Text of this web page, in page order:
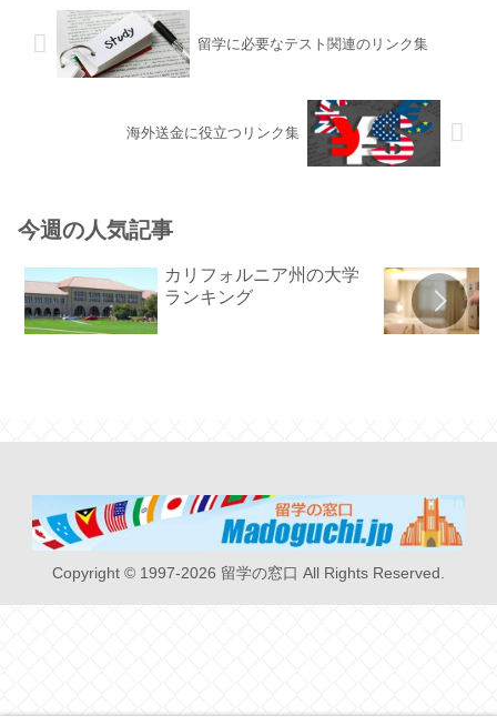
留学に必要なテスト関連のリンク集
海外送金に役立つリンク集
今週の人気記事
カリフォルニア州の大学
ランキング
Copyright © 1997-2026 留学の窓口 All Rights Reserved.